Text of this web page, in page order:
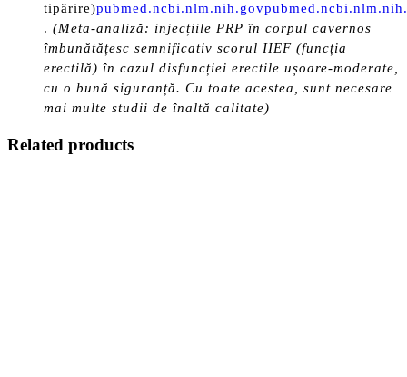
tipărire)pubmed.ncbi.nlm.nih.gov
. (Meta-analiză: injecțiile PRP în corpul cavernos
îmbunătățesc semnificativ scorul IIEF (funcția
erectilă) în cazul disfuncției erectile ușoare-moderate,
cu o bună siguranță. Cu toate acestea, sunt necesare
mai multe studii de înaltă calitate)
Related products